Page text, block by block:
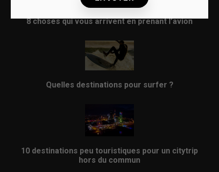
8 choses qui vous arrivent en prenant l’avion
Quelles destinations pour surfer ?
10 destinations peu touristiques pour un citytrip
hors du commun